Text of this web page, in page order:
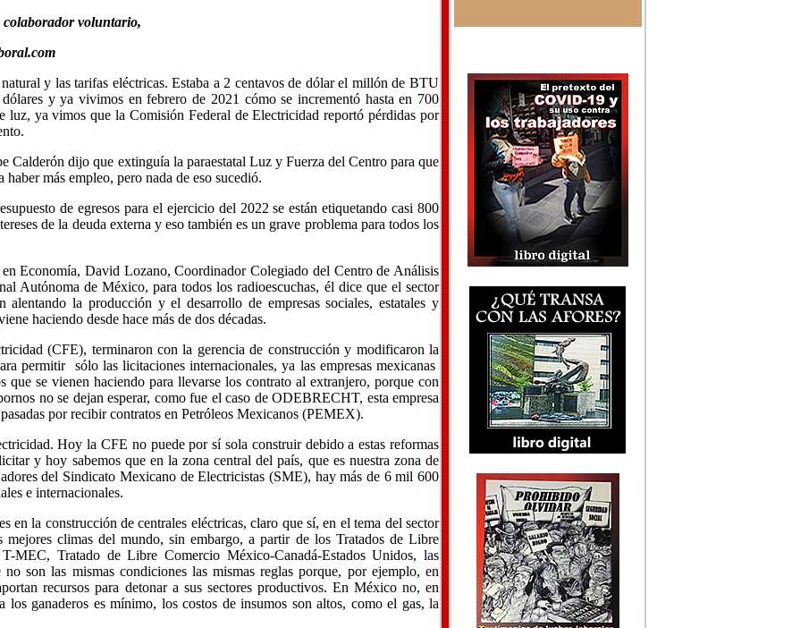
voluntario,
y las tarifas eléctricas. Estaba a 2 centavos de dólar el millón de BTU
y ya vivimos en febrero de 2021 cómo se incrementó hasta en 700
luz, ya vimos que la Comisión Federal de Electricidad reportó pérdidas por
Calderón dijo que extinguía la paraestatal Luz y Fuerza del Centro para que
más empleo, pero nada de eso sucedió.
de egresos para el ejercicio del 2022 se están etiquetando casi 800
de la deuda externa y eso también es un grave problema para todos los
Economía, David Lozano, Coordinador Colegiado del Centro de Análisis
Autónoma de México, para todos los radioescuchas, él dice que el sector
alentando la producción y el desarrollo de empresas sociales, estatales y
haciendo desde hace más de dos décadas.
(CFE), terminaron con la gerencia de construcción y modificaron la
permitir sólo las licitaciones internacionales, ya las empresas mexicanas
que se vienen haciendo para llevarse los contrato al extranjero, porque con
no se dejan esperar, como fue el caso de ODEBRECHT, esta empresa
por recibir contratos en Petróleos Mexicanos (PEMEX).
Hoy la CFE no puede por sí sola construir debido a estas reformas
y hoy sabemos que en la zona central del país, que es nuestra zona de
del Sindicato Mexicano de Electricistas (SME), hay más de 6 mil 600
e internacionales.
en la construcción de centrales eléctricas, claro que sí, en el tema del sector
mejores climas del mundo, sin embargo, a partir de los Tratados de Libre
MEC, Tratado de Libre Comercio México-Canadá-Estados Unidos, las
son las mismas condiciones las mismas reglas porque, por ejemplo, en
recursos para detonar a sus sectores productivos. En México no, en
ganaderos es mínimo, los costos de insumos son altos, como el gas, la